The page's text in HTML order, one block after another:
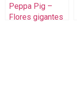
Peppa Pig –
Flores gigantes